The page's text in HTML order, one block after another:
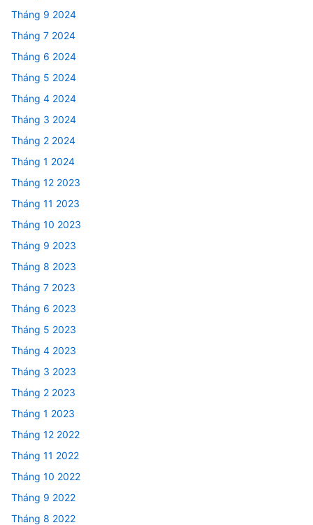
Tháng 9 2024
Tháng 7 2024
Tháng 6 2024
Tháng 5 2024
Tháng 4 2024
Tháng 3 2024
Tháng 2 2024
Tháng 1 2024
Tháng 12 2023
Tháng 11 2023
Tháng 10 2023
Tháng 9 2023
Tháng 8 2023
Tháng 7 2023
Tháng 6 2023
Tháng 5 2023
Tháng 4 2023
Tháng 3 2023
Tháng 2 2023
Tháng 1 2023
Tháng 12 2022
Tháng 11 2022
Tháng 10 2022
Tháng 9 2022
Tháng 8 2022